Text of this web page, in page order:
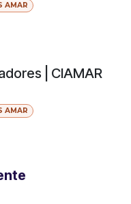
AMAR
| CIAMAR
AMAR